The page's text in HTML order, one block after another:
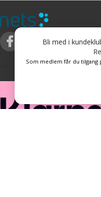
Bli med i
Som medlem får du tilgang